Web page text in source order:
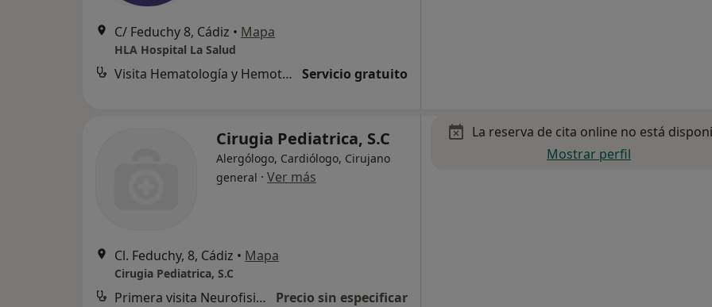
C/ Feduchy 8, Cádiz • Mapa
HLA Hospital La Salud
Visita Hematología y Hemoterapia Servicio gratuito
Cirugia Pediatrica, S.C
Alergólogo, Cardiólogo, Cirujano
general · Ver más
Cl. Feduchy, 8, Cádiz • Mapa
Cirugia Pediatrica, S.C
Primera visita Neurofisiología Clínica
Precio sin especificar
La reserva de cita online no está
Mostrar perfil